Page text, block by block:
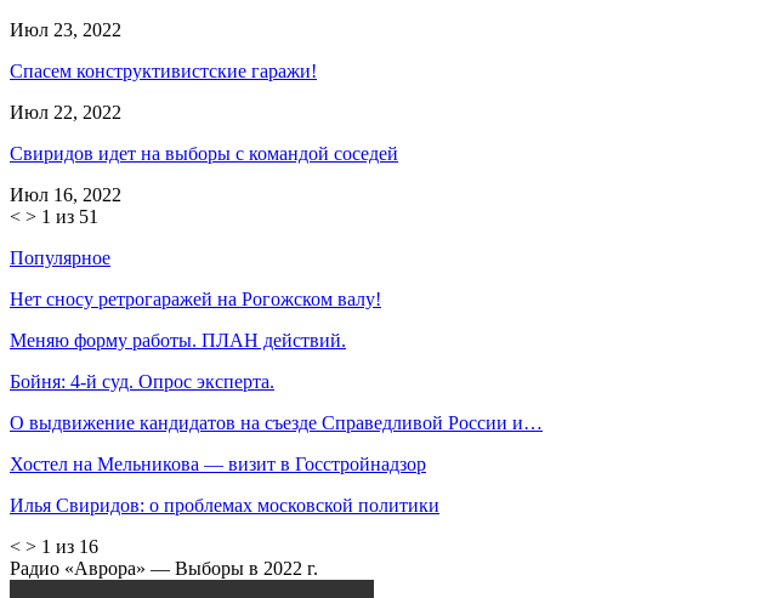
Июл 23, 2022
Спасем конструктивистские гаражи!
Июл 22, 2022
Свиридов идет на выборы с командой соседей
Июл 16, 2022
< > 1 из 51
Популярное
Нет сносу ретрогаражей на Рогожском валу!
Меняю форму работы. ПЛАН действий.
Бойня: 4-й суд. Опрос эксперта.
О выдвижение кандидатов на съезде Справедливой России и…
Хостел на Мельникова — визит в Госстройнадзор
Илья Свиридов: о проблемах московской политики
< > 1 из 16
Радио «Аврора» — Выборы в 2022 г.